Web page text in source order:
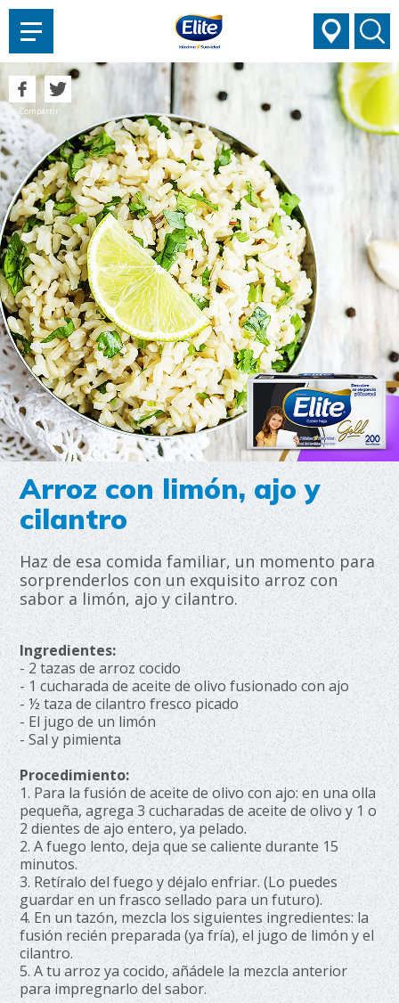
Arroz con limón, ajo y
cilantro
Haz de esa comida familiar, un momento para
sorprenderlos con un exquisito arroz con
sabor a limón, ajo y cilantro.
Compartir
Ingredientes:
- 2 tazas de arroz cocido
- 1 cucharada de aceite de olivo fusionado con ajo
- ½ taza de cilantro fresco picado
- El jugo de un limón
- Sal y pimienta
Procedimiento:
1. Para la fusión de aceite de olivo con ajo: en una olla
pequeña, agrega 3 cucharadas de aceite de olivo y 1 o
2 dientes de ajo entero, ya pelado.
2. A fuego lento, deja que se caliente durante 15
minutos.
3. Retíralo del fuego y déjalo enfriar. (Lo puedes
guardar en un frasco sellado para un futuro).
4. En un tazón, mezcla los siguientes ingredientes: la
fusión recién preparada (ya fría), el jugo de limón y el
cilantro.
5. A tu arroz ya cocido, añádele la mezcla anterior
para impregnarlo del sabor.